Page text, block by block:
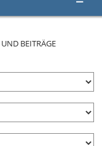
BEITRÄGE